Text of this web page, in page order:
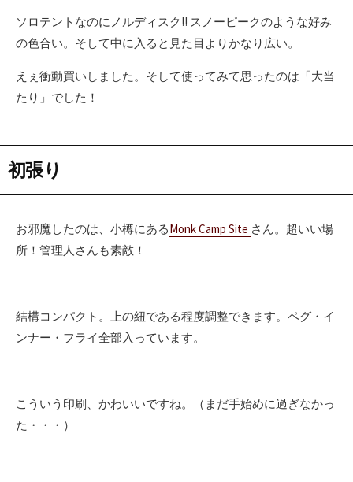
ソロテントなのにノルディスク!! スノーピークのような好み
の色合い。そして中に入ると見た目よりかなり広い。
えぇ衝動買いしました。そして使ってみて思ったのは「大当
たり」でした！
初張り
お邪魔したのは、小樽にあるMonk Camp Site さん。超いい場
所！管理人さんも素敵！
結構コンパクト。上の紐である程度調整できます。ペグ・イ
ンナー・フライ全部入っています。
こういう印刷、かわいいですね。（まだ手始めに過ぎなかっ
た・・・）